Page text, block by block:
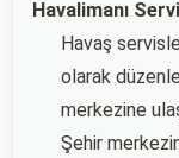
Havalimanı
Havaş
olarak
merkezine
Şehir